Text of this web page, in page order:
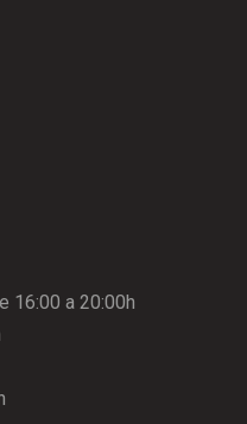
16:00 a 20:00h